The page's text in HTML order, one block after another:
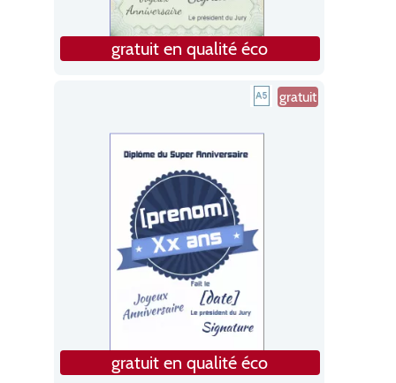
gratuit en qualité éco
gratuit
gratuit en qualité éco